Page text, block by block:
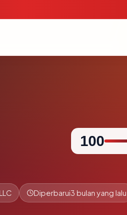
100
Diperbarui3 bulan yang lalu